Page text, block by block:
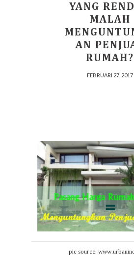
YANG
MALAH
AN
RUMAH?
FEBRUARI 27, 2017
pic source: